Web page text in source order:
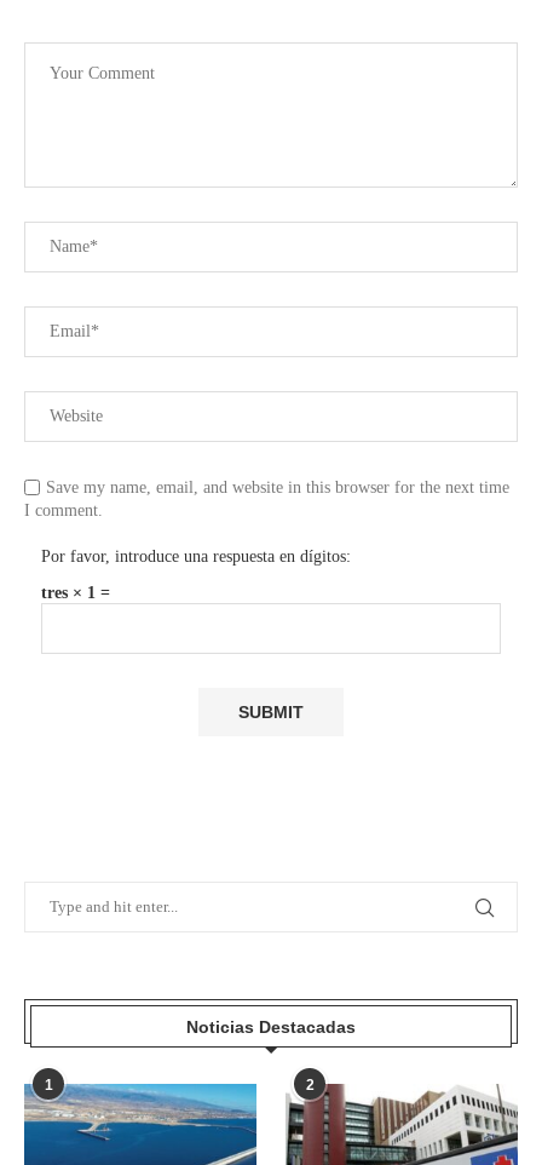
Save my name, email, and website in this browser for the next time
I comment.
Por favor, introduce una respuesta en dígitos:
tres × 1 =
Noticias Destacadas
1 2